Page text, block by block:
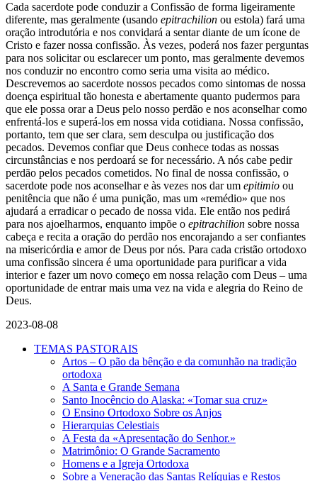
Cada sacerdote pode conduzir a Confissão de forma ligeiramente
diferente, mas geralmente (usando epitrachilion ou estola) fará uma
oração introdutória e nos convidará a sentar diante de um ícone de
Cristo e fazer nossa confissão. Às vezes, poderá nos fazer perguntas
para nos solicitar ou esclarecer um ponto, mas geralmente devemos
nos conduzir no encontro como seria uma visita ao médico.
Descrevemos ao sacerdote nossos pecados como sintomas de nossa
doença espiritual tão honesta e abertamente quanto pudermos para
que ele possa orar a Deus pelo nosso perdão e nos aconselhar como
enfrentá-los e superá-los em nossa vida cotidiana. Nossa confissão,
portanto, tem que ser clara, sem desculpa ou justificação dos
pecados. Devemos confiar que Deus conhece todas as nossas
circunstâncias e nos perdoará se for necessário. A nós cabe pedir
perdão pelos pecados cometidos. No final de nossa confissão, o
sacerdote pode nos aconselhar e às vezes nos dar um epitimio ou
penitência que não é uma punição, mas um «remédio» que nos
ajudará a erradicar o pecado de nossa vida. Ele então nos pedirá
para nos ajoelharmos, enquanto impõe o epitrachilion sobre nossa
cabeça e recita a oração do perdão nos encorajando a ser confiantes
na misericórdia e amor de Deus por nós. Para cada cristão ortodoxo
uma confissão sincera é uma oportunidade para purificar a vida
interior e fazer um novo começo em nossa relação com Deus – uma
oportunidade de entrar mais uma vez na vida e alegria do Reino de
Deus.
2023-08-08
TEMAS PASTORAIS
Artos – O pão da bênção e da comunhão na tradição
ortodoxa
A Santa e Grande Semana
Santo Inocêncio do Alaska: «Tomar sua cruz»
O Ensino Ortodoxo Sobre os Anjos
Hierarquias Celestiais
A Festa da «Apresentação do Senhor.»
Matrimônio: O Grande Sacramento
Homens e a Igreja Ortodoxa
Sobre a Veneração das Santas Relíquias e Restos